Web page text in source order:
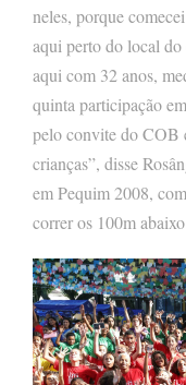
neles, porque
aqui perto do local
aqui com 32 anos,
quinta participação
pelo convite do COB
crianças”, disse
em Pequim 2008,
correr os 100m